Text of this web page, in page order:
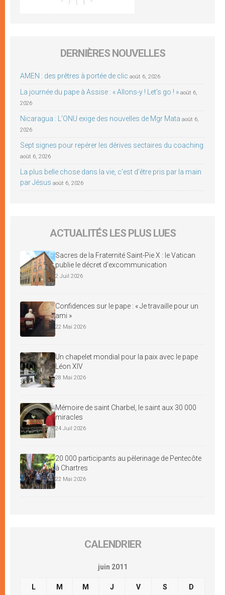
DERNIÈRES NOUVELLES
AMEN : des prêtres à portée de clic août 6, 2026
La journée du pape à Assise : « Allons-y ! Let’s go ! » août 6,
2026
Nicaragua : L’ONU exige des nouvelles de Mgr Mata août 6,
2026
Sept signes pour repérer les dérives sectaires du coaching
août 6, 2026
La plus belle chose dans la vie, c’est d’être pris par la main
par Jésus août 6, 2026
ACTUALITÉS LES PLUS LUES
Sacres de la Fraternité Saint-Pie X : le Vatican
publie le décret d’excommunication
2 Juil 2026
Confidences sur le pape : « Je travaille pour un
ami »
22 Mai 2026
Un chapelet mondial pour la paix avec le pape
Léon XIV
28 Mai 2026
Mémoire de saint Charbel, le saint aux 30 000
miracles
24 Juil 2026
20 000 participants au pèlerinage de Pentecôte
à Chartres
22 Mai 2026
CALENDRIER
juin 2011
L M M J V S D